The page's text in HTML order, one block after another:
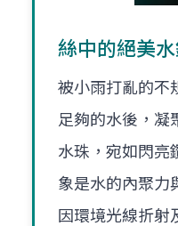
絲中的絕美
被小雨打亂的不
足夠的水後，凝
水珠，宛如閃亮
象是水的內聚力
因環境光線折射